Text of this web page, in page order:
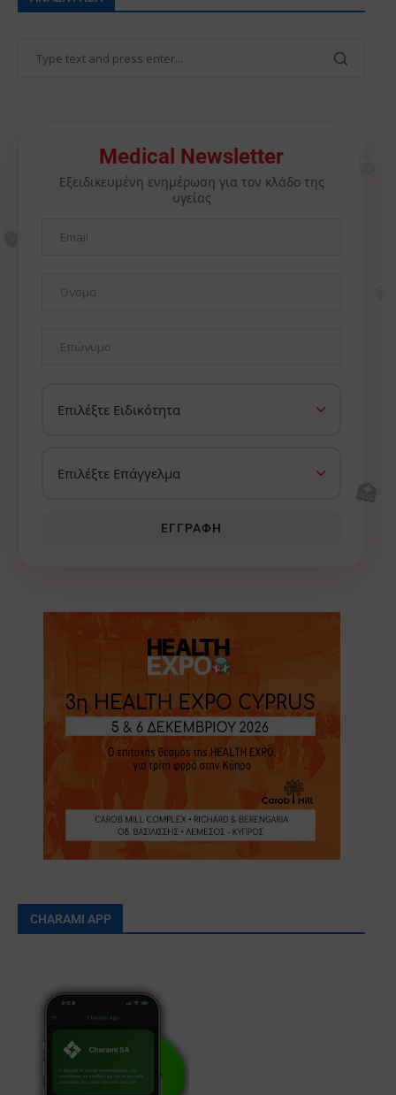
Medical Newsletter
Εξειδικευμένη ενημέρωση για τον κλάδο της
υγείας
ΕΓΓΡΑΦΉ
CHARAMI APP